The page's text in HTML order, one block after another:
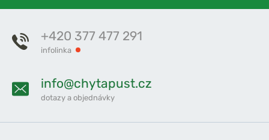
+420 377 477 291
infolinka
info@chytapust.cz
dotazy a objednávky